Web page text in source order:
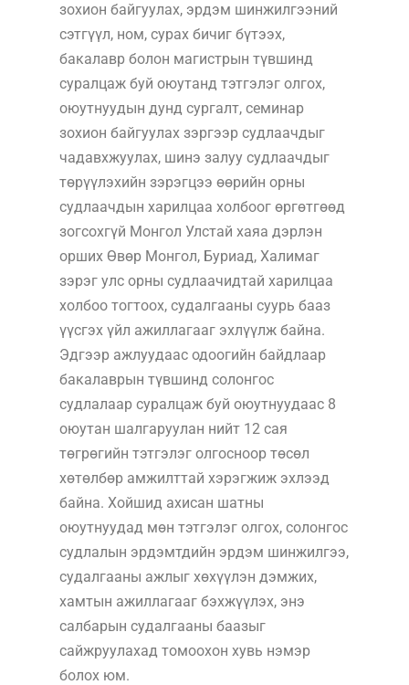
зохион байгуулах, эрдэм шинжилгээний
сэтгүүл, ном, сурах бичиг бүтээх,
бакалавр болон магистрын түвшинд
суралцаж буй оюутанд тэтгэлэг олгох,
оюутнуудын дунд сургалт, семинар
зохион байгуулах зэргээр судлаачдыг
чадавхжуулах, шинэ залуу судлаачдыг
төрүүлэхийн зэрэгцээ өөрийн орны
судлаачдын харилцаа холбоог өргөтгөөд
зогсохгүй Монгол Улстай хаяа дэрлэн
орших Өвөр Монгол, Буриад, Халимаг
зэрэг улс орны судлаачидтай харилцаа
холбоо тогтоох, судалгааны суурь бааз
үүсгэх үйл ажиллагааг эхлүүлж байна.
Эдгээр ажлуудаас одоогийн байдлаар
бакалаврын түвшинд солонгос
судлалаар суралцаж буй оюутнуудаас 8
оюутан шалгаруулан нийт 12 сая
төгрөгийн тэтгэлэг олгосноор төсөл
хөтөлбөр амжилттай хэрэгжиж эхлээд
байна. Хойшид ахисан шатны
оюутнуудад мөн тэтгэлэг олгох, солонгос
судлалын эрдэмтдийн эрдэм шинжилгээ,
судалгааны ажлыг хөхүүлэн дэмжих,
хамтын ажиллагааг бэхжүүлэх, энэ
салбарын судалгааны баазыг
сайжруулахад томоохон хувь нэмэр
болох юм.